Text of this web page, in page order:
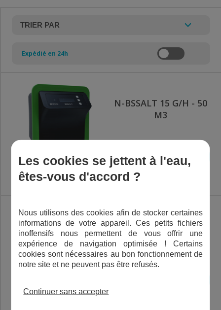
Expédié en 24h
N-BSSALT 15 G/H - 50
M3
785,00€ TTC
AJOUTER AU PANIER
N-BSSALT 25 G/H - 90
M3
1 019,00€ TTC
Les cookies se jettent à l'eau,
êtes-vous d'accord ?
Nous utilisons des cookies afin de stocker certaines
informations de votre appareil. Ces petits fichiers
inoffensifs nous permettent de vous offrir une
expérience de navigation optimisée ! Certains
cookies sont nécessaires au bon fonctionnement de
notre site et ne peuvent pas être refusés.
Continuer sans accepter